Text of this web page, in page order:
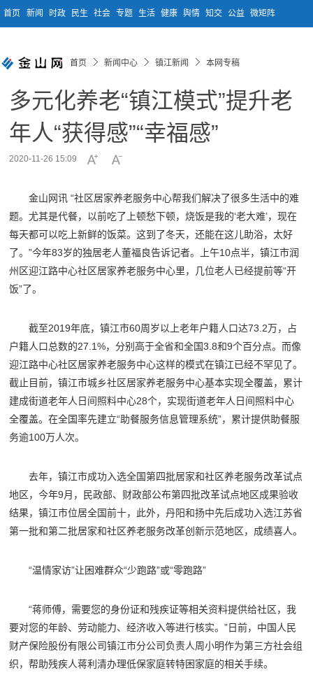
首页 新闻 时政 民生 社会 专题 生活 健康 舆情 知交 公益 微矩阵
首页 新闻中心 镇江新闻 本网专稿
多元化养老“镇江模式”提升老
年人“获得感”“幸福感”
2020-11-26 15:09
金山网讯 “社区居家养老服务中心帮我们解决了很多生活中的难
题。尤其是代餐，以前吃了上顿愁下顿，烧饭是我的‘老大难’，现在
每天都可以吃上新鲜的饭菜。这到了冬天，还能在这儿助浴，太好
了。”今年83岁的独居老人董福良告诉记者。上午10点半，镇江市润
州区迎江路中心社区居家养老服务中心里，几位老人已经提前等“开
饭”了。
截至2019年底，镇江市60周岁以上老年户籍人口达73.2万，占
户籍人口总数的27.1%，分别高于全省和全国3.8和9个百分点。而像
迎江路中心社区居家养老服务中心这样的模式在镇江已经不罕见了。
截止目前，镇江市城乡社区居家养老服务中心基本实现全覆盖，累计
建成街道老年人日间照料中心28个，实现街道老年人日间照料中心
全覆盖。在全国率先建立“助餐服务信息管理系统”，累计提供助餐服
务逾100万人次。
去年，镇江市成功入选全国第四批居家和社区养老服务改革试点
地区，今年9月，民政部、财政部公布第四批改革试点地区成果验收
结果，镇江市位居全国前十，此外，丹阳和扬中先后成功入选江苏省
第一批和第二批居家和社区养老服务改革创新示范地区，成绩喜人。
“温情家访”让困难群众“少跑路”或“零跑路”
“蒋师傅，需要您的身份证和残疾证等相关资料提供给社区，我
要对您的年龄、劳动能力、经济收入等进行核实。”日前，中国人民
财产保险股份有限公司镇江市分公司负责人周小明作为第三方社会组
织，帮助残疾人蒋利清办理低保家庭转特困家庭的相关手续。